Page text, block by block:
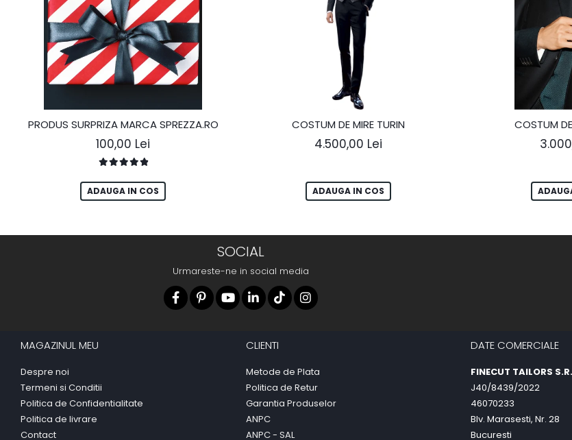
PRODUS SURPRIZA MARCA SPREZZA.RO
100,00 Lei
ADAUGA IN COS
COSTUM DE MIRE TURIN
4.500,00 Lei
ADAUGA IN COS
COSTUM
SOCIAL
Urmareste-ne in social media
MAGAZINUL MEU
Despre noi
Termeni si Conditii
Politica de Confidentialitate
Politica de livrare
Contact
CLIENTI
Metode de Plata
Politica de Retur
Garantia Produselor
ANPC
ANPC - SAL
DATE COMERCIALE
FINECUT TAILORS
J40/8439/2022
46070233
Blv. Marasesti, Nr. 28
Bucuresti